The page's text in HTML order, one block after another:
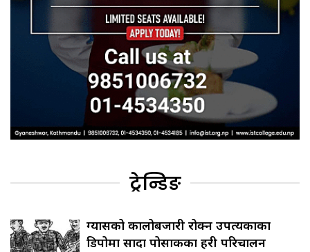
ट्रेन्डिङ
ग्यासको कालोबजारी रोक्न उपत्यकाका
डिपोमा सादा पोसाकका प्रहरी परिचालन